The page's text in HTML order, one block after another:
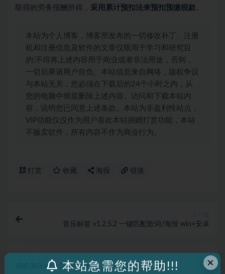
取得的劳务报酬所得， 采用累计预扣法来预扣预缴税款
本站为个人博客，博客所发布的一切修改补丁、注册
机和注册信息及软件的文章仅限用于学习和研究目
的;不得将上述内容用于商业或者非法用途，否则，
一切后果请用户自负。本站信息来自网络，版权争议
与本站无关，您必须在下载后的24个小时之内，从
您的电脑中彻底删除上述内容。访问和下载本站内
容，说明您已同意上述条款。本站为非盈利性站点，
VIP功能仅仅作为用户喜欢本站捐赠打赏功能，本站
不贩卖软件，所有内容不作为商业行为。
打赏 收藏 海报 链接
音乐标签 v1.2.5.2 一键匹配歌词/海报 win+安卓
相机360 v9.9.58 解锁VIP会员版——Android ×
本站急需您的帮助!!!